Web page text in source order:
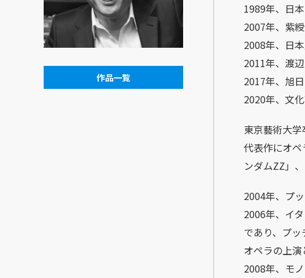
作品一覧
1989年、日
2007年、紫綬
2008年、日
2011年、渡辺
2017年、旭
2020年、文
東京藝術大
代表作にオ
ンダムZZ」
2004年、プ
2006年、イ
であり、プ
オペラの上演
2008年、モ